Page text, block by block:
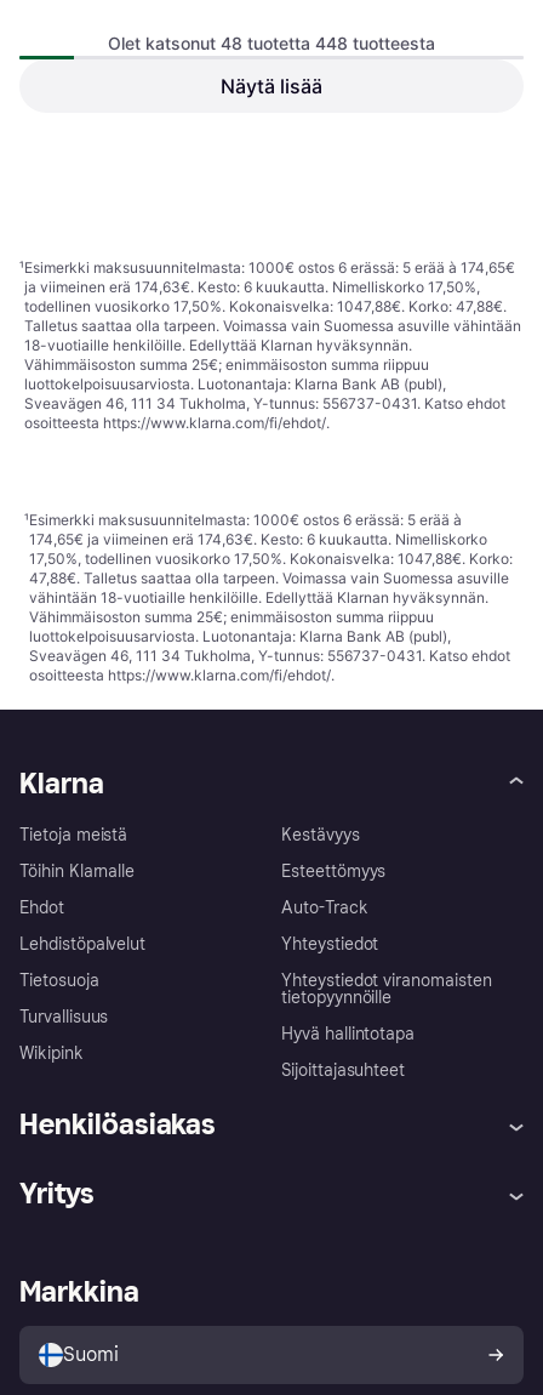
Karup Design Perinteinen
Olet katsonut 48 tuotetta 448 tuotteesta
Näytä lisää
¹Esimerkki maksusuunnitelmasta: 1000€ ostos 6 erässä: 5 erää à 174,65€
ja viimeinen erä 174,63€. Kesto: 6 kuukautta. Nimelliskorko 17,50%,
todellinen vuosikorko 17,50%. Kokonaisvelka: 1047,88€. Korko: 47,88€.
Talletus saattaa olla tarpeen. Voimassa vain Suomessa asuville vähintään
18-vuotiaille henkilöille. Edellyttää Klarnan hyväksynnän.
Vähimmäisoston summa 25€; enimmäisoston summa riippuu
luottokelpoisuusarviosta. Luotonantaja: Klarna Bank AB (publ),
Sveavägen 46, 111 34 Tukholma, Y-tunnus: 556737-0431. Katso ehdot
osoitteesta https://www.klarna.com/fi/ehdot/.
¹Esimerkki maksusuunnitelmasta: 1000€ ostos 6 erässä: 5 erää à
174,65€ ja viimeinen erä 174,63€. Kesto: 6 kuukautta. Nimelliskorko
17,50%, todellinen vuosikorko 17,50%. Kokonaisvelka: 1047,88€. Korko:
47,88€. Talletus saattaa olla tarpeen. Voimassa vain Suomessa asuville
vähintään 18-vuotiaille henkilöille. Edellyttää Klarnan hyväksynnän.
Vähimmäisoston summa 25€; enimmäisoston summa riippuu
luottokelpoisuusarviosta. Luotonantaja: Klarna Bank AB (publ),
Sveavägen 46, 111 34 Tukholma, Y-tunnus: 556737-0431. Katso ehdot
osoitteesta https://www.klarna.com/fi/ehdot/.
Klarna
Tietoja meistä
Töihin Klarnalle
Ehdot
Lehdistöpalvelut
Tietosuoja
Turvallisuus
Wikipink
Kestävyys
Esteettömyys
Auto-Track
Yhteystiedot
Yhteystiedot viranomaisten
tietopyynnöille
Hyvä hallintotapa
Sijoittajasuhteet
Henkilöasiakas
Ohje
Kirjaudu sisään
Tutustu kauppoihin
Ostajan turva
Yritys
Kirjaudu sisään yrityksenä
Markkina
Suomi